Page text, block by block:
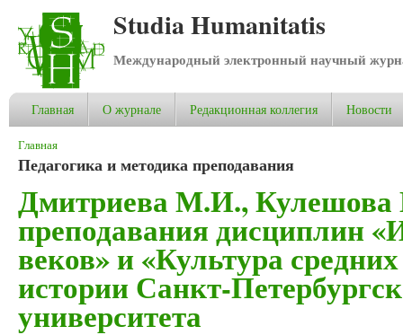
Studia Humanitatis
Международный электронный научный
Главная О журнале Редакционная коллегия Новости
Вы здесь
Главная
Педагогика и методика преподавания
Дмитриева М.И.,
преподавания дисциплин
веков» и «Культура
истории Санкт-
университета